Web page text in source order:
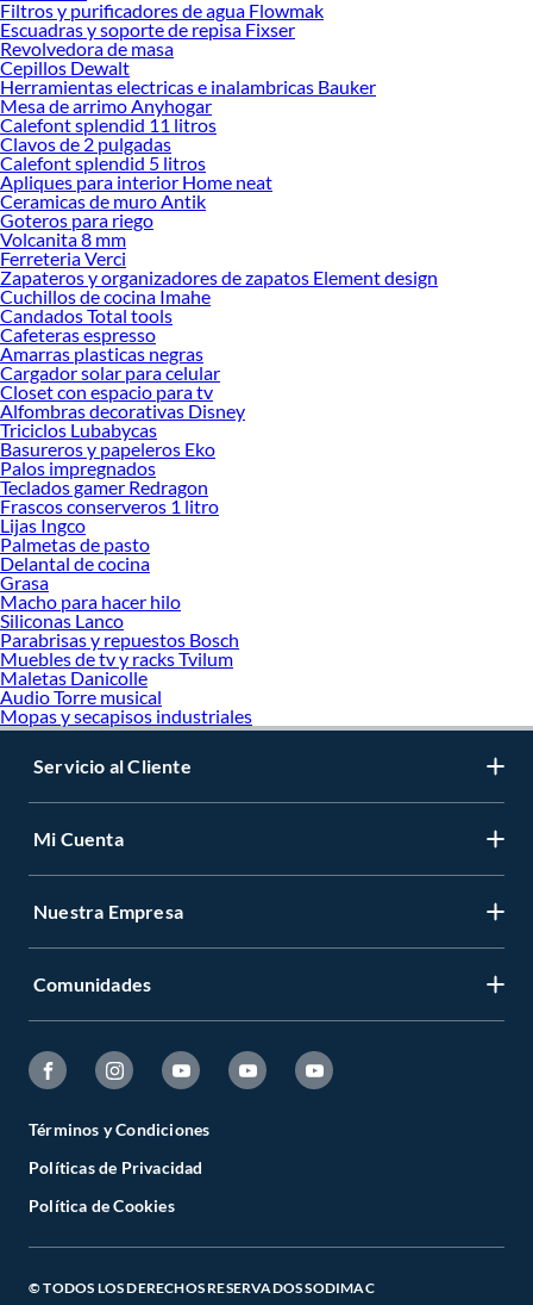
Filtros y purificadores de agua Flowmak
Escuadras y soporte de repisa Fixser
Revolvedora de masa
Cepillos Dewalt
Herramientas electricas e inalambricas Bauker
Mesa de arrimo Anyhogar
Calefont splendid 11 litros
Clavos de 2 pulgadas
Calefont splendid 5 litros
Apliques para interior Home neat
Ceramicas de muro Antik
Goteros para riego
Volcanita 8 mm
Ferreteria Verci
Zapateros y organizadores de zapatos Element design
Cuchillos de cocina Imahe
Candados Total tools
Cafeteras espresso
Amarras plasticas negras
Cargador solar para celular
Closet con espacio para tv
Alfombras decorativas Disney
Triciclos Lubabycas
Basureros y papeleros Eko
Palos impregnados
Teclados gamer Redragon
Frascos conserveros 1 litro
Lijas Ingco
Palmetas de pasto
Delantal de cocina
Grasa
Macho para hacer hilo
Siliconas Lanco
Parabrisas y repuestos Bosch
Muebles de tv y racks Tvilum
Maletas Danicolle
Audio Torre musical
Mopas y secapisos industriales
Servicio al Cliente
Mi Cuenta
Nuestra Empresa
Comunidades
Términos y Condiciones
Políticas de Privacidad
Política de Cookies
© TODOS LOS DERECHOS RESERVADOS SODIMAC